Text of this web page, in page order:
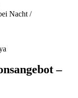
Nacht /
–